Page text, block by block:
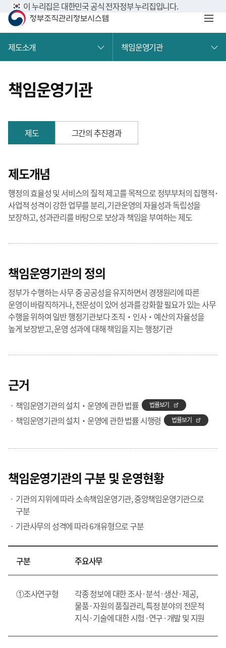
이 누리집은 대한민국 공식 전자정부 누리집입니다.
제도소개 책임운영기관
책임운영기관
제도 그간의 추진경과
제도개념
행정의 효율성 및 서비스의 질적 제고를 목적으로 정부부처의 집행적･
사업적 성격이 강한 업무를 분리, 기관운영의 자율성과 독립성을
보장하고, 성과관리를 바탕으로 보상과 책임을 부여하는 제도
책임운영기관의 정의
정부가 수행하는 사무 중 공공성을 유지하면서 경쟁원리에 따른
운영이 바람직하거나, 전문성이 있어 성과를 강화할 필요가 있는 사무
수행을 위하여 일반 행정기관보다 조직‧인사‧예산의 자율성을
높게 보장받고, 운영 성과에 대해 책임을 지는 행정기관
근거
책임운영기관의 설치‧운영에 관한 법률 법률보기
책임운영기관의 설치‧운영에 관한 법률 시행령 법률보기
책임운영기관의 구분 및 운영현황
기관의 지위에 따라 소속책임운영기관, 중앙책임운영기관으로
구분
기관사무의 성격에 따라 6개유형으로 구분
구분 주요사무
①조사연구형
각종 정보에 대한 조사 · 분석 · 생산 · 제공,
물품 · 자원의 품질관리, 특정 분야의 전문적
지식 · 기술에 대한 시험 · 연구 · 개발 및 지원